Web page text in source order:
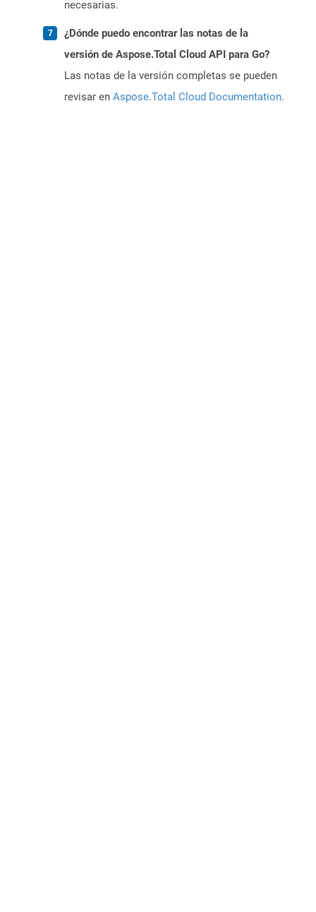
necesarias.
¿Dónde puedo encontrar las notas de la
versión de Aspose.Total Cloud API para Go?
Las notas de la versión completas se pueden
revisar en Aspose.Total Cloud Documentation.